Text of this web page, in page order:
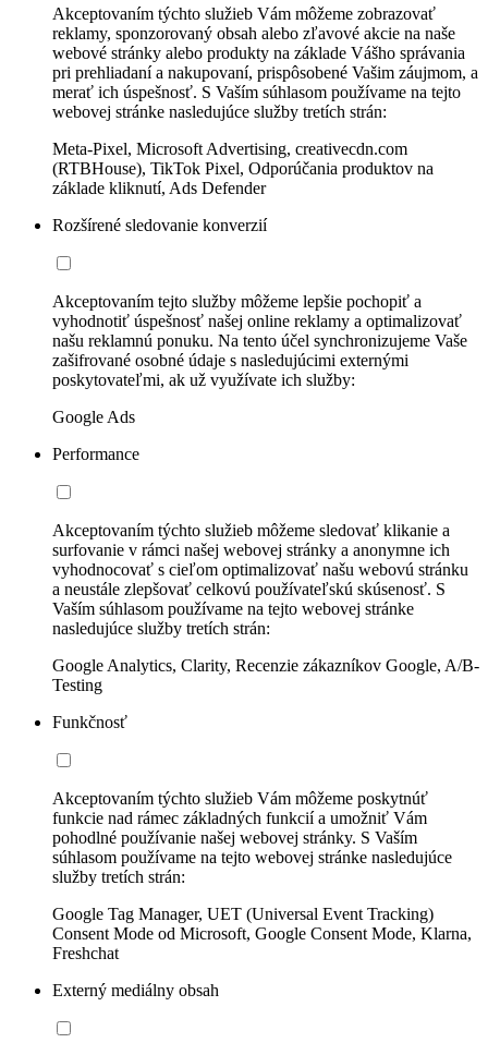
Akceptovaním týchto služieb Vám môžeme zobrazovať
reklamy, sponzorovaný obsah alebo zľavové akcie na naše
webové stránky alebo produkty na základe Vášho správania
pri prehliadaní a nakupovaní, prispôsobené Vašim záujmom, a
merať ich úspešnosť. S Vaším súhlasom používame na tejto
webovej stránke nasledujúce služby tretích strán:
Meta-Pixel, Microsoft Advertising, creativecdn.com
(RTBHouse), TikTok Pixel, Odporúčania produktov na
základe kliknutí, Ads Defender
Rozšírené sledovanie konverzií
Akceptovaním tejto služby môžeme lepšie pochopiť a
vyhodnotiť úspešnosť našej online reklamy a optimalizovať
našu reklamnú ponuku. Na tento účel synchronizujeme Vaše
zašifrované osobné údaje s nasledujúcimi externými
poskytovateľmi, ak už využívate ich služby:
Google Ads
Performance
Akceptovaním týchto služieb môžeme sledovať klikanie a
surfovanie v rámci našej webovej stránky a anonymne ich
vyhodnocovať s cieľom optimalizovať našu webovú stránku
a neustále zlepšovať celkovú používateľskú skúsenosť. S
Vaším súhlasom používame na tejto webovej stránke
nasledujúce služby tretích strán:
Google Analytics, Clarity, Recenzie zákazníkov Google, A/B-
Testing
Funkčnosť
Akceptovaním týchto služieb Vám môžeme poskytnúť
funkcie nad rámec základných funkcií a umožniť Vám
pohodlné používanie našej webovej stránky. S Vaším
súhlasom používame na tejto webovej stránke nasledujúce
služby tretích strán:
Google Tag Manager, UET (Universal Event Tracking)
Consent Mode od Microsoft, Google Consent Mode, Klarna,
Freshchat
Externý mediálny obsah